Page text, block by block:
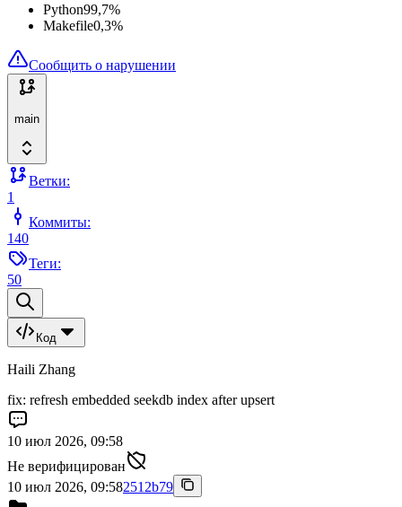
Python99,7%
Makefile0,3%
Сообщить о нарушении
main
Ветки:
1
Коммиты:
140
Теги:
50
Код
Haili Zhang
fix: refresh embedded seekdb index after upsert
10 июл 2026, 09:58
Не верифицирован
10 июл 2026, 09:582512b79